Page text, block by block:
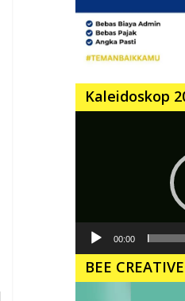
Kaleidoskop
00:00
BEE